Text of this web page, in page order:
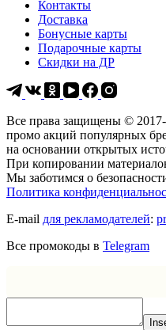
Контакты
Доставка
Бонусные карты
Подарочные карты
Скидки на ДР
Все права защищены ©
промо акций популярных
на основании открытых
При копировании
Мы заботимся о
Политика
E-mail для рекламодателей:
Все промокоды в Telegram